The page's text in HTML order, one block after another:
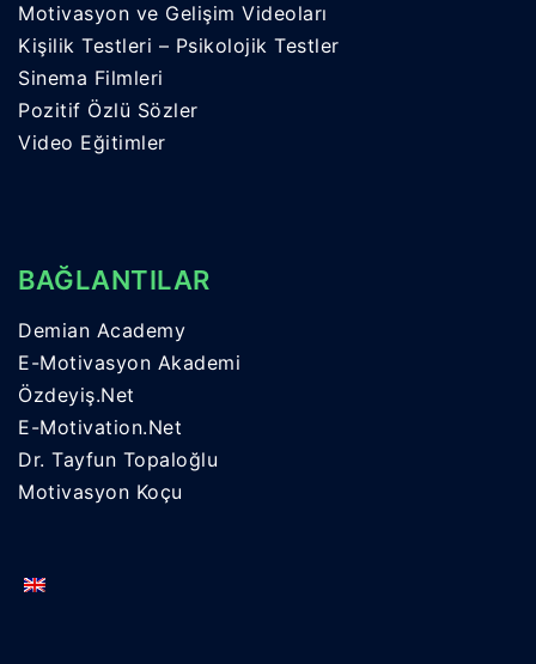
Motivasyon ve Gelişim Videoları
Kişilik Testleri – Psikolojik Testler
Sinema Filmleri
Pozitif Özlü Sözler
Video Eğitimler
BAĞLANTILAR
Demian Academy
E-Motivasyon Akademi
Özdeyiş.Net
E-Motivation.Net
Dr. Tayfun Topaloğlu
Motivasyon Koçu